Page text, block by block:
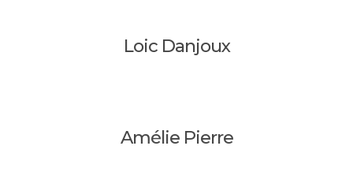
Loic Danjoux
Amélie Pierre